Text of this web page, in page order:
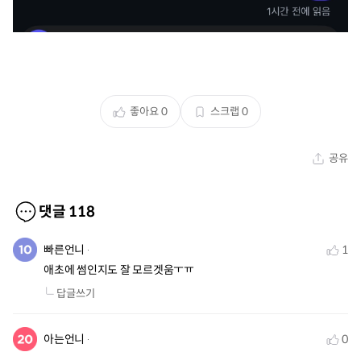
좋아요0 스크랩 0
공유
댓글 118
빠른언니
1
애초에 썸인지도 잘 모르겟움ㅜㅠ
답글쓰기
아는언니
0